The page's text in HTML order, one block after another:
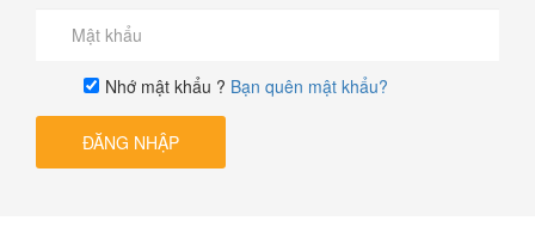
Nhớ mật khẩu ? Bạn quên mật khẩu?
ĐĂNG NHẬP